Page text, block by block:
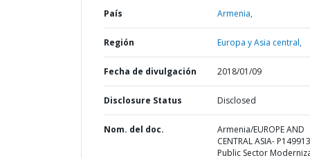
País Armenia,
Región Europa y Asia central,
Fecha de divulgación 2018/01/09
Disclosure Status Disclosed
Nom. del doc.
Armenia/EUROPE AND
CENTRAL ASIA-
Public Sector